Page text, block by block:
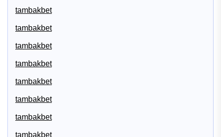
tambakbet
tambakbet
tambakbet
tambakbet
tambakbet
tambakbet
tambakbet
tambakbet